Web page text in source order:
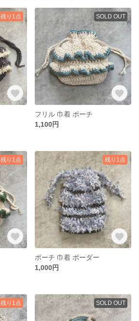
残り1点 SOLD OUT
フリル 巾着 ポーチ
1,100円
残り1点 残り1点
ポーチ 巾着 ボーダー
1,000円
残り1点 SOLD OUT